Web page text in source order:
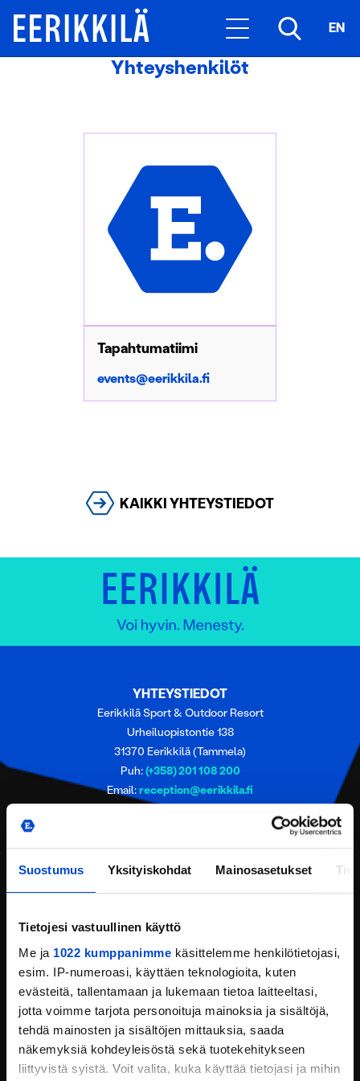
Suostumus Yksityiskohdat Mainosasetukset
Tietojesi vastuullinen käyttö
Me ja 1022 kumppanimme käsittelemme henkilötietojasi,
esim. IP-numeroasi, käyttäen teknologioita, kuten
evästeitä, tallentamaan ja lukemaan tietoa laitteeltasi,
jotta voimme tarjota personoituja mainoksia ja sisältöjä,
tehdä mainosten ja sisältöjen mittauksia, saada
näkemyksiä kohdeyleisöstä sekä tuotekehitykseen
liittyvistä syistä. Voit valita, kuka käyttää tietojasi ja mihin
EN
Yhteyshenkilöt
Tapahtumatiimi
events@eerikkila.fi
KAIKKI YHTEYSTIEDOT
YHTEYSTIEDOT
Eerikkilä Sport & Outdoor Resort
Urheiluopistontie 138
31370 Eerikkilä (Tammela)
Puh:(+358) 201 108 200
Email:reception@eerikkila.fi
PYYDÄ TARJOUS
ANNA PALAUTETTA
OIVA-RAPORTTI
ILMOITA VÄÄRINKÄYTÖKSESTÄ TAI
EPÄEETTISESTÄ TOIMINNASTA